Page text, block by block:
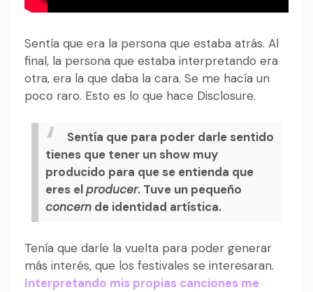
Sentía que era la persona que estaba atrás. Al
final, la persona que estaba interpretando era
otra, era la que daba la cara. Se me hacía un
poco raro. Esto es lo que hace Disclosure.
Sentía que para poder darle sentido
tienes que tener un show muy
producido para que se entienda que
eres elproducer. Tuve un pequeño
concern de identidad artística.
Tenía que darle la vuelta para poder generar
más interés, que los festivales se interesaran.
Interpretando mis propias canciones me